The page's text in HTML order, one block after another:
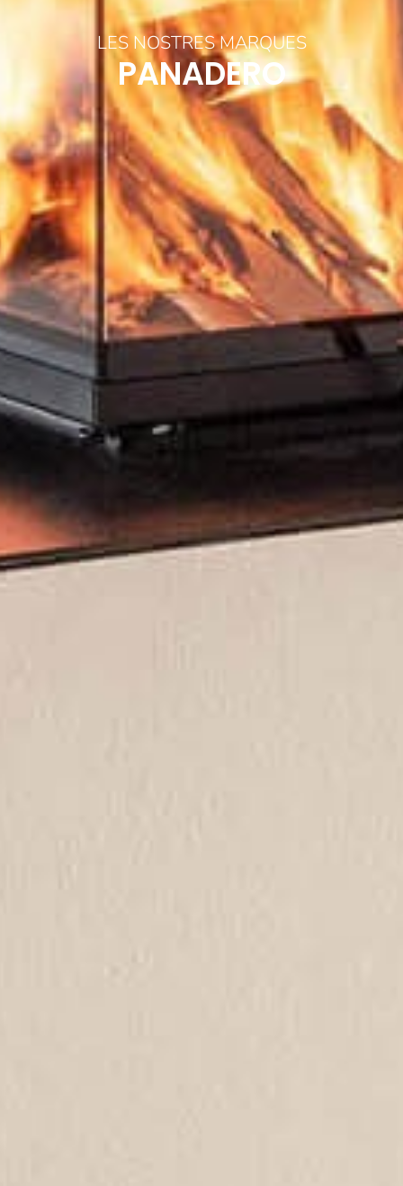
LES NOSTRES MARQUES
PANADERO